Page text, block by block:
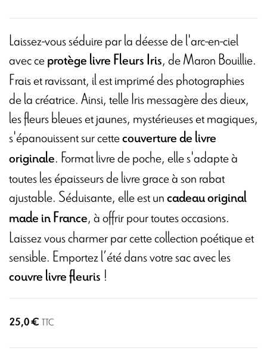
Laissez-vous séduire par la déesse de l'arc-en-ciel
avec ceprotège livreFleurs Iris, de Maron Bouillie.
Frais et ravissant, il est imprimé des photographies
de la créatrice. Ainsi, telle Iris messagère des dieux,
les fleurs bleues et jaunes, mystérieuses et magiques,
s'épanouissent sur cettecouverture de livre
originale. Format livre de poche, elle s'adapte à
toutes les épaisseurs de livre grace à son rabat
ajustable. Séduisante, elle est uncadeau original
made in France, à offrir pour toutes occasions.
Laissez vous charmer par cette collection poétique et
sensible. Emportez l’été dans votre sac avec les
couvre livre fleuris !
25,0 € TTC